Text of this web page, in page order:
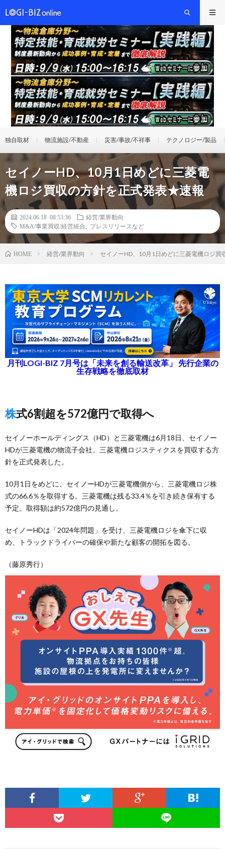
独自取材 物流施設/不動産 災害/事故/不祥事 テクノロジー/製品
セイノーHD、10月1日めどに三菱電
機ロジ買収の方針を正式発表★速報
2024.06.18 08:53:36
経営/業界動向
M&A/事業買収/経営統合
プレスリリースなど
HOME 経営/業界動向 セイノーHD、10月1日めどに三菱電機ロジ
月刊LOGI-BIZ 7月号は「未来を創る輸送改革」 先行企業の
生存戦略を徹底取材
株式6割超を572億円で取得へ
セイノーホールディングス（HD）と三菱電機は6月18日、セイノー
HDが三菱電機の物流子会社、三菱電機ロジスティクスを買収する方
針を正式発表した。
10月1日をめどに、セイノーHDが三菱電機側から、三菱電機ロジ株
式の66.6％を取得する。三菱電機は残る33.4％を引き続き保有する
予定。取得額は約572億円の見通し。
セイノーHDは「2024年問題」を受け、三菱電機ロジを傘下に収
め、トラックドライバーの確保や新たな顧客の開拓を図る。
（藤原秀行）